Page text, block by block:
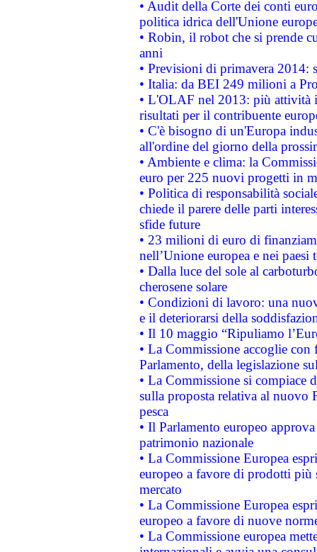
• Audit della Corte dei conti
politica idrica dell'Unione
• Robin, il robot che si prende
anni
• Previsioni di primavera 2014:
• Italia: da BEI 249 milioni a
• L'OLAF nel 2013: più attività
risultati per il contribuente
• C'è bisogno di un'Europa
all'ordine del giorno della
• Ambiente e clima: la
euro per 225 nuovi progetti in
• Politica di responsabilità
chiede il parere delle parti
sfide future
• 23 milioni di euro di
nell’Unione europea e nei paesi
• Dalla luce del sole al
cherosene solare
• Condizioni di lavoro: una
e il deteriorarsi della
• Il 10 maggio “Ripuliamo
• La Commissione accoglie
Parlamento, della legislazione
• La Commissione si compiace
sulla proposta relativa al nuovo
pesca
• Il Parlamento europeo
patrimonio nazionale
• La Commissione Europea
europeo a favore di prodotti
mercato
• La Commissione Europea
europeo a favore di nuove
• La Commissione europea